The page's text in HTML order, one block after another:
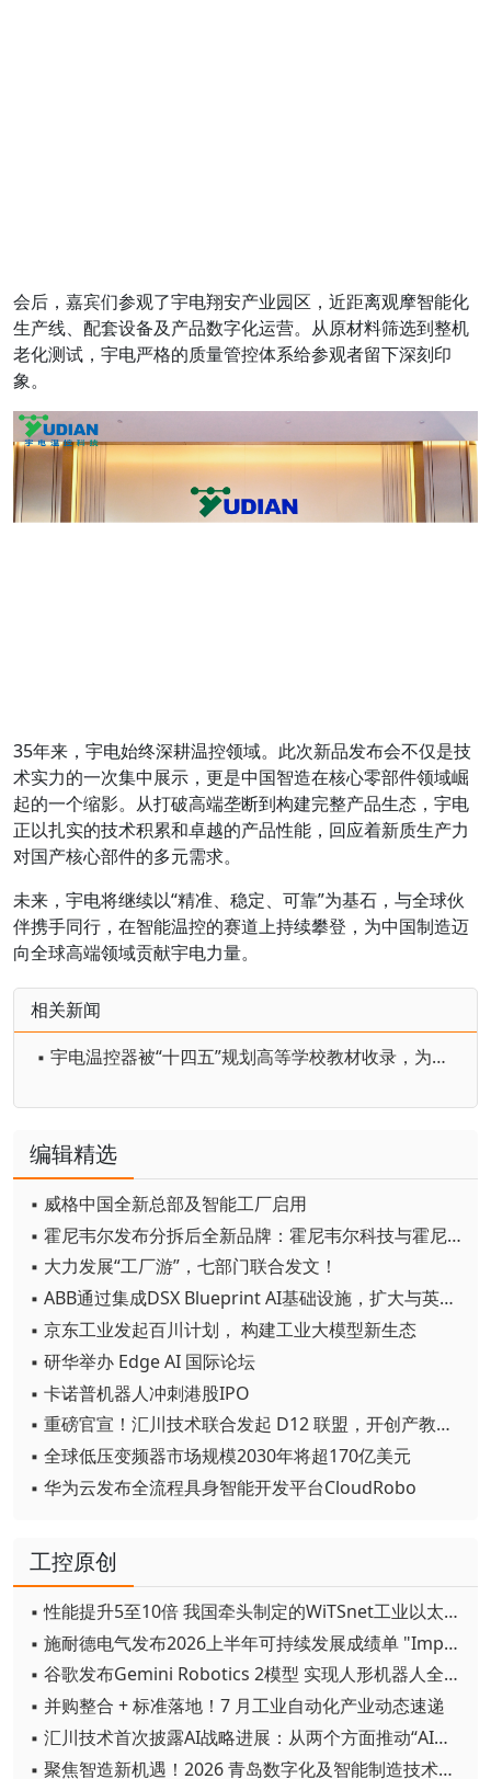
会后，嘉宾们参观了宇电翔安产业园区，近距离观摩智能化
生产线、配套设备及产品数字化运营。从原材料筛选到整机
老化测试，宇电严格的质量管控体系给参观者留下深刻印
象。
35年来，宇电始终深耕温控领域。此次新品发布会不仅是技
术实力的一次集中展示，更是中国智造在核心零部件领域崛
起的一个缩影。从打破高端垄断到构建完整产品生态，宇电
正以扎实的技术积累和卓越的产品性能，回应着新质生产力
对国产核心部件的多元需求。
未来，宇电将继续以“精准、稳定、可靠”为基石，与全球伙
伴携手同行，在智能温控的赛道上持续攀登，为中国制造迈
向全球高端领域贡献宇电力量。
相关新闻
▪ 宇电温控器被“十四五”规划高等学校教材收录，为唯一入选品牌
编辑精选
▪ 威格中国全新总部及智能工厂启用
▪ 霍尼韦尔发布分拆后全新品牌：霍尼韦尔科技与霍尼韦尔航空航天
▪ 大力发展“工厂游”，七部门联合发文！
▪ ABB通过集成DSX Blueprint AI基础设施，扩大与英伟达的合作
▪ 京东工业发起百川计划， 构建工业大模型新生态
▪ 研华举办 Edge AI 国际论坛
▪ 卡诺普机器人冲刺港股IPO
▪ 重磅官宣！汇川技术联合发起 D12 联盟，开创产教融合新范式
▪ 全球低压变频器市场规模2030年将超170亿美元
▪ 华为云发布全流程具身智能开发平台CloudRobo
工控原创
▪ 性能提升5至10倍 我国牵头制定的WiTSnet工业以太网国际标准正式发布
▪ 施耐德电气发布2026上半年可持续发展成绩单 "Impact 2030"路线图开局稳健
▪ 谷歌发布Gemini Robotics 2模型 实现人形机器人全身智能控制突破
▪ 并购整合 + 标准落地！7 月工业自动化产业动态速递
▪ 汇川技术首次披露AI战略进展：从两个方面推动“AI业务化”落地
▪ 聚焦智造新机遇！2026 青岛数字化及智能制造技术论坛圆满落幕